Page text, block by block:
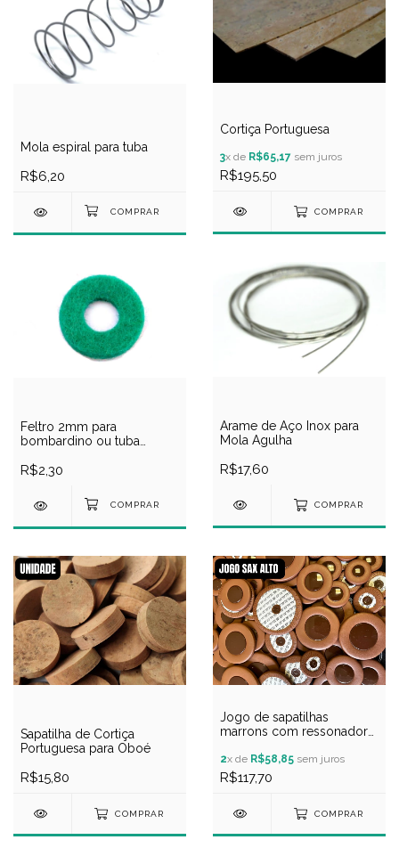
Mola espiral para tuba
R$6,20
Cortiça Portuguesa
3x de R$65,17 sem juros
R$195,50
COMPRAR
Feltro 2mm para
bombardino ou tuba
R$2,30
Arame de Aço Inox para
Mola Agulha
R$17,60
COMPRAR
Sapatilha de Cortiça
Portuguesa para Oboé
R$15,80
COMPRAR
Jogo de sapatilhas
marrons com ressonador
2x de R$58,85 sem juros
R$117,70
COMPRAR